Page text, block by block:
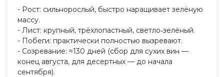
- Рост: сильнорослый, быстро наращивает зелёную
массу.
- Лист: крупный, трёхлопастный, светло‑зелёный.
- Побеги: практически полностью вызревают.
- Созревание: ≈130 дней (сбор для сухих вин —
конец августа, для десертных — до начала
сентября).